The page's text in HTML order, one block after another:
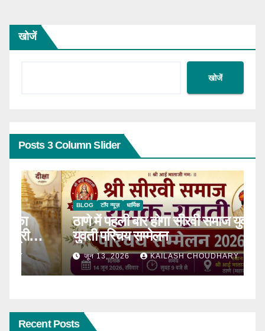
खोजें
खोजें
Posts 3 Column Slider
BLOG टॉप न्यूज़ धार्मिक
ठाणे में पहली बार होगा सीरवी समाज युवक-
युवती परिचय सम्मेलन
जून 13, 2026 KAILASH CHOUDHARY
Recent Posts